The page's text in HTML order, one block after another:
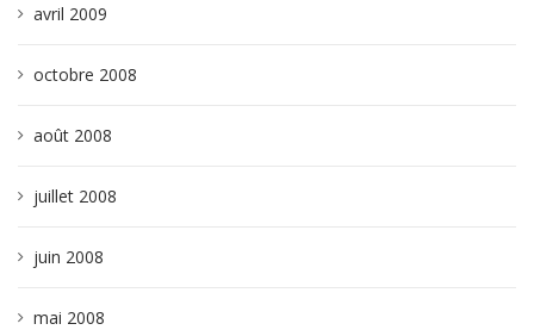
avril 2009
octobre 2008
août 2008
juillet 2008
juin 2008
mai 2008